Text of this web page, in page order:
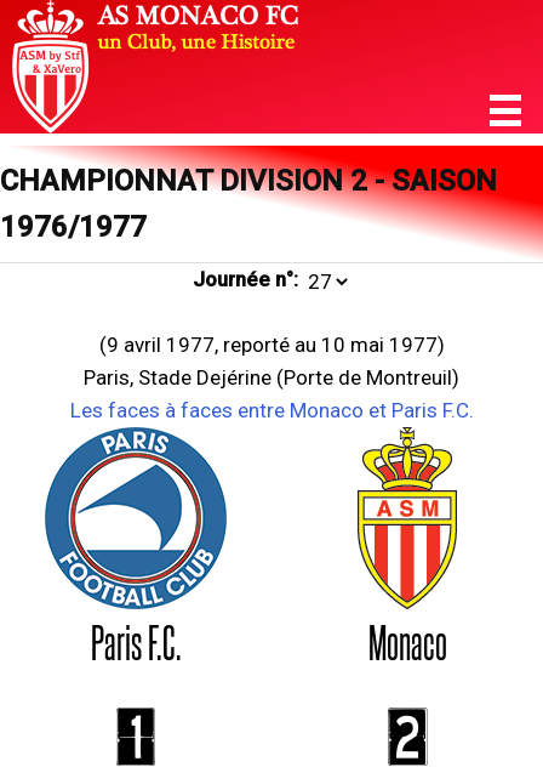
CHAMPIONNAT DIVISION 2 - SAISON
1976/1977
Journée n°:
(9 avril 1977, reporté au 10 mai 1977)
Paris, Stade Dejérine (Porte de Montreuil)
Les faces à faces entre Monaco et Paris F.C.
Paris F.C. Monaco
1 2